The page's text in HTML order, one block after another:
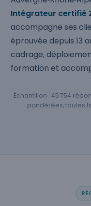
Intégrateur certifié
accompagne ses
éprouvée depuis 13
cadrage,
formation et
Échantillon : 45 754
pondérées, toutes